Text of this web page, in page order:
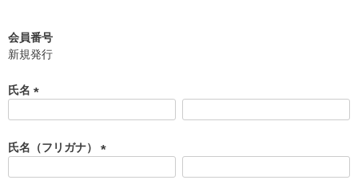
会員番号
新規発行
氏名
須
)
氏名（フリガナ）